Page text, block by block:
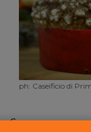
ph: Caseificio di
Sonoun gruppo